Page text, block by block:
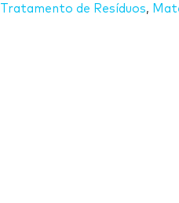
Tratamento de Resíduos,